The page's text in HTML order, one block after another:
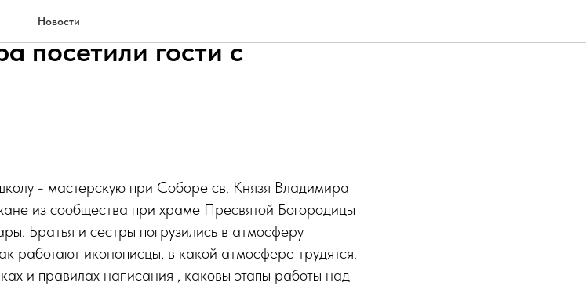
Новости
- мастерскую при Соборе
посетили гости с
- мастерскую при Соборе св. Князя Владимира
из сообщества при храме Пресвятой Богородицы
Братья и сестры погрузились в атмосферу
работают иконописцы, в какой атмосфере трудятся.
и правилах написания , каковы этапы работы над